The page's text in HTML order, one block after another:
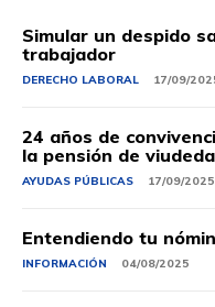
Simular un despido
trabajador
DERECHO LABORAL 17/09/
24 años de
la pensión de
AYUDAS PÚBLICAS 17/09/2025
Entendiendo tu
INFORMACIÓN 04/08/2025